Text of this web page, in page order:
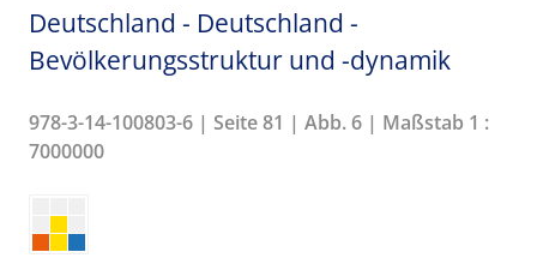
Deutschland - Deutschland -
Bevölkerungsstruktur und -dynamik
978-3-14-100803-6 | Seite 81 | Abb. 6 | Maßstab 1 :
7000000